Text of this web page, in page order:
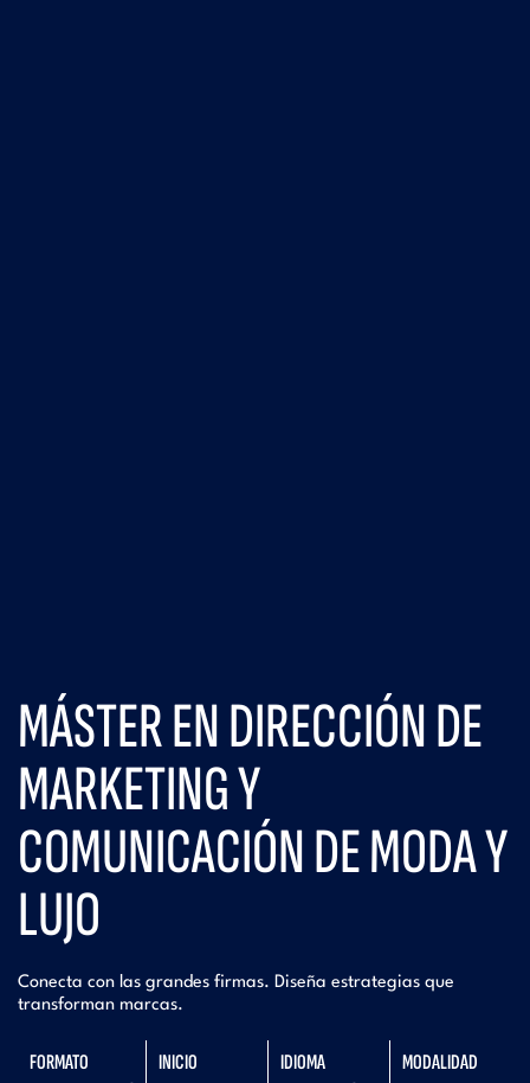
MÁSTER EN DIRECCIÓN DE
MARKETING Y
COMUNICACIÓN DE MODA Y
LUJO
Conecta con las grandes firmas. Diseña estrategias que
transforman marcas.
FORMATO INICIO IDIOMA MODALIDAD